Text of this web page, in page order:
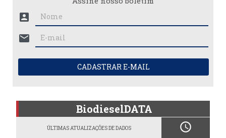
account_box
mail
CADASTRAR E-MAIL
BiodieselDATA
ÚLTIMAS ATUALIZAÇÕES DE DADOS schedule